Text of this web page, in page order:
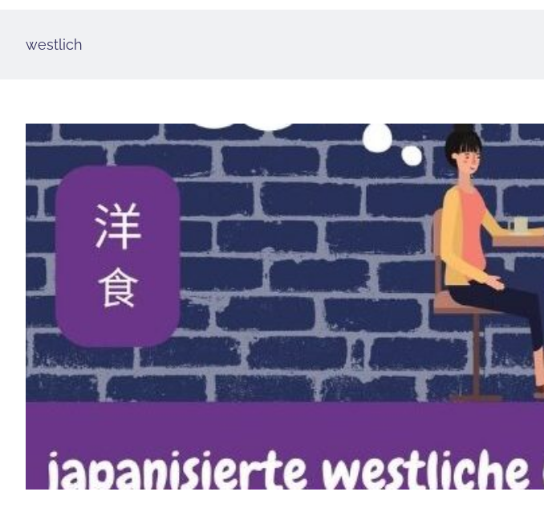
westlich